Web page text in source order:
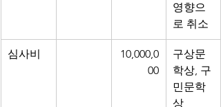
영향으
로 취소
심사비
10,000,0
00
구상문
학상, 구
민문학
상